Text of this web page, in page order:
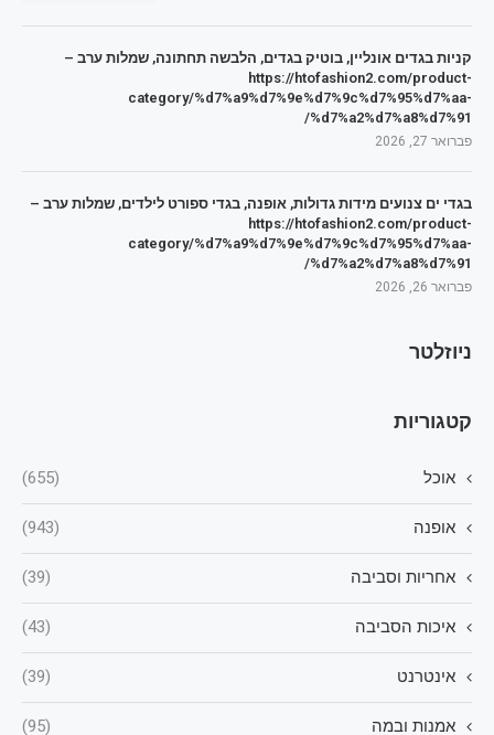
קניות בגדים אונליין, בוטיק בגדים, הלבשה תחתונה, שמלות ערב –
https://htofashion2.com/product-
category/%d7%a9%d7%9e%d7%9c%d7%95%d7%aa-
%d7%a2%d7%a8%d7%91/
פברואר 27, 2026
בגדי ים צנועים מידות גדולות, אופנה, בגדי ספורט לילדים, שמלות ערב –
https://htofashion2.com/product-
category/%d7%a9%d7%9e%d7%9c%d7%95%d7%aa-
%d7%a2%d7%a8%d7%91/
פברואר 26, 2026
ניוזלטר
קטגוריות
אוכל (655)
אופנה (943)
אחריות וסביבה (39)
איכות הסביבה (43)
אינטרנט (39)
אמנות ובמה (95)